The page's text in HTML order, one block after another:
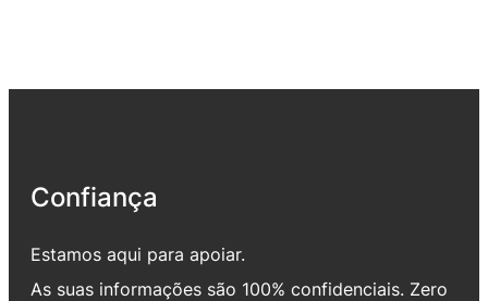
Confiança
Estamos aqui para apoiar.
As suas informações são 100% confidenciais. Zero